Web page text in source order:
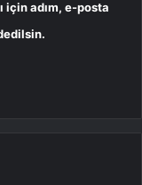
için adım, e-posta